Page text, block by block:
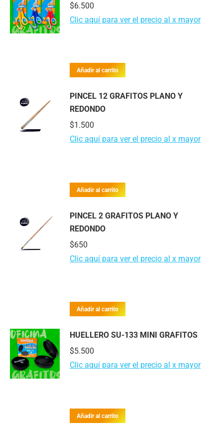
$6.500
Clic aquí para ver el precio al x mayor
Añadir al carrito
PINCEL 12 GRAFITOS PLANO Y
REDONDO
$1.500
Clic aquí para ver el precio al x mayor
Añadir al carrito
PINCEL 2 GRAFITOS PLANO Y
REDONDO
$650
Clic aquí para ver el precio al x mayor
Añadir al carrito
HUELLERO SU-133 MINI GRAFITOS
$5.500
Clic aquí para ver el precio al x mayor
Añadir al carrito